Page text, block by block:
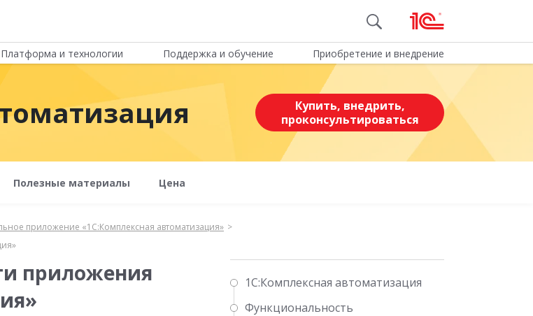
Платформа и технологии Поддержка и обучение Приобретение и внедрение
Купить, внедрить,
проконсультироваться
Полезные материалы Цена
приложение «1С:Комплексная автоматизация»
приложения
1С:Комплексная автоматизация
Функциональность